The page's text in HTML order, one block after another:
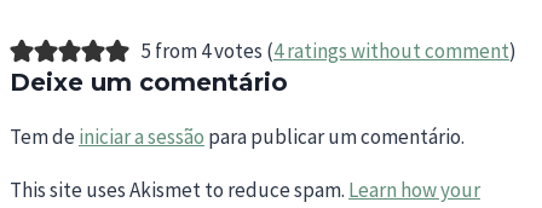
5 from 4 votes (4 ratings without comment)
Deixe um comentário
Tem deiniciar a sessão para publicar um comentário.
This site uses Akismet to reduce spam. Learn how your